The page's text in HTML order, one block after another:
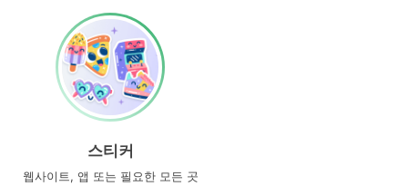
스티커
웹사이트, 앱 또는 필요한 모든 곳